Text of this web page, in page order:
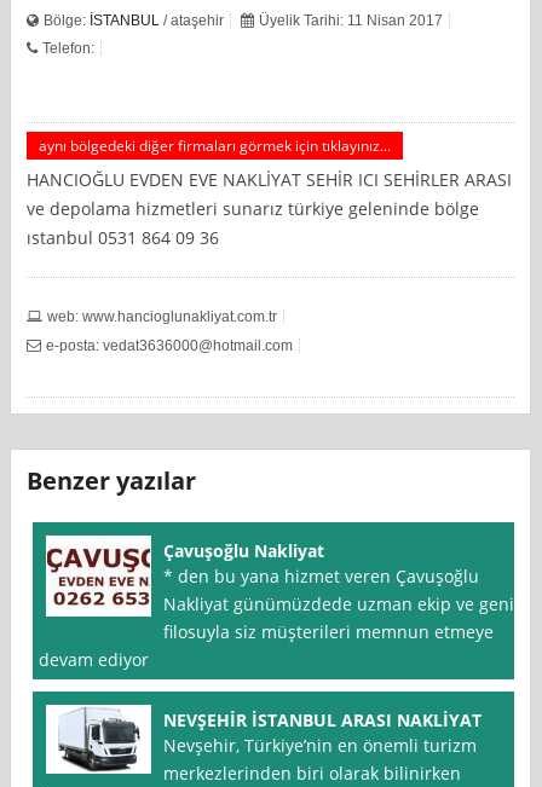
Bölge: İSTANBUL / ataşehir
Üyelik Tarihi: 11 Nisan 2017
Telefon:
aynı bölgedeki diğer firmaları görmek için tıklayınız...
HANCIOĞLU EVDEN EVE NAKLİYAT SEHİR ICI SEHİRLER ARASI
ve depolama hizmetleri sunarız türkiye geleninde bölge
ıstanbul 0531 864 09 36
web: www.hancioglunakliyat.com.tr
e-posta:vedat3636000@hotmail.com
Benzer yazılar
Çavuşoğlu Nakliyat
* den bu yana hizmet veren Çavuşoğlu
Nakliyat günümüzdede uzman ekip ve geniş
filosuyla siz müşterileri memnun etmeye
devam ediyor
NEVŞEHİR İSTANBUL ARASI NAKLİYAT
Nevşehir, Türkiye’nin en önemli turizm
merkezlerinden biri olarak bilinirken